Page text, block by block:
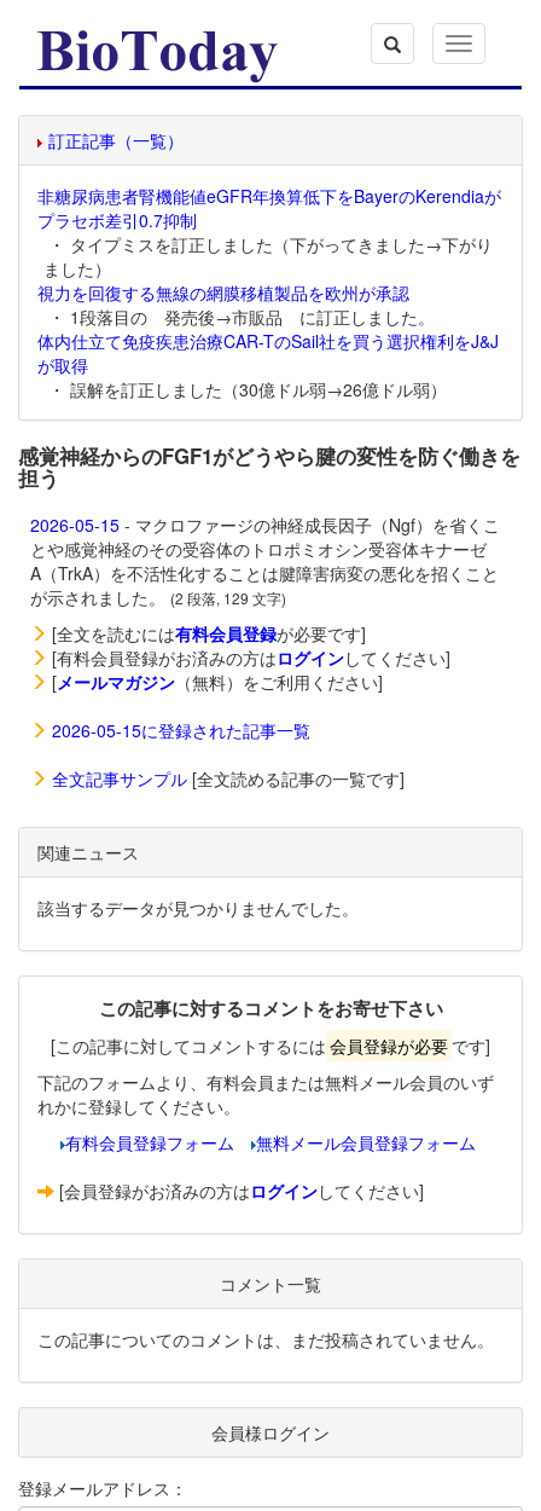
Toggle
navigation
訂正記事（一覧）
非糖尿病患者腎機能値eGFR年換算低下をBayerのKerendiaが
プラセボ差引0.7抑制
・ タイプミスを訂正しました（下がってきました→下がり
ました）
視力を回復する無線の網膜移植製品を欧州が承認
・ 1段落目の 発売後→市販品 に訂正しました。
体内仕立て免疫疾患治療CAR-TのSail社を買う選択権利をJ&J
が取得
・ 誤解を訂正しました（30億ドル弱→26億ドル弱）
感覚神経からのFGF1がどうやら腱の変性を防ぐ働きを
担う
2026-05-15 - マクロファージの神経成長因子（Ngf）を省くこ
とや感覚神経のその受容体のトロポミオシン受容体キナーゼ
A（TrkA）を不活性化することは腱障害病変の悪化を招くこと
が示されました。
(2 段落, 129 文字)
[全文を読むには有料会員登録が必要です]
[有料会員登録がお済みの方はログインしてください]
[メールマガジン （無料）をご利用ください]
2026-05-15に登録された記事一覧
全文記事サンプル [全文読める記事の一覧です]
関連ニュース
該当するデータが見つかりませんでした。
この記事に対するコメントをお寄せ下さい
[この記事に対してコメントするには 会員登録が必要 です]
下記のフォームより、有料会員または無料メール会員のいず
れかに登録してください。
有料会員登録フォーム
無料メール会員登録フォーム
[会員登録がお済みの方はログインしてください]
コメント一覧
この記事についてのコメントは、まだ投稿されていません。
会員様ログイン
登録メールアドレス：